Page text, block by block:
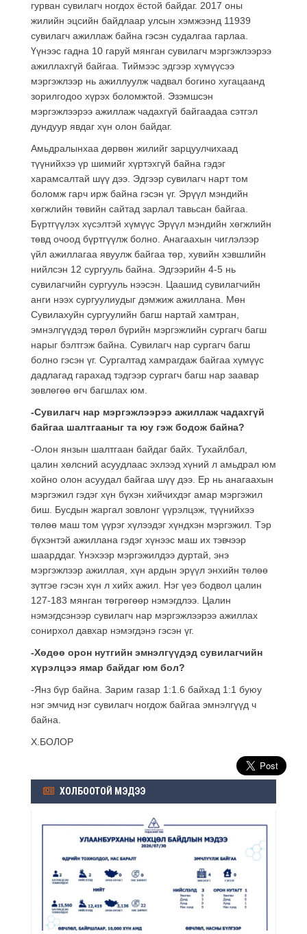
гурван сувилагч ногдох ёстой байдаг. 2017 оны
жилийн эцсийн байдлаар улсын хэмжээнд 11939
сувилагч ажиллаж байна гэсэн судалгаа гарлаа.
Үүнээс гадна 10 гаруй мянган сувилагч мэргэжлээрээ
ажиллахгүй байгаа. Тиймээс эдгээр хүмүүсээ
мэргэжлээр нь ажиллуулж чадвал богино хугацаанд
зорилгодоо хүрэх боломжтой. Эзэмшсэн
мэргэжлээрээ ажиллаж чадахгүй байгаадаа сэтгэл
дундуур явдаг хүн олон байдаг.
Амьдралынхаа дөрвөн жилийг зарцуулчихаад
түүнийхээ үр шимийг хүртэхгүй байна гэдэг
харамсалтай шүү дээ. Эдгээр сувилагч нарт том
боломж гарч ирж байна гэсэн үг. Эрүүл мэндийн
хөгжлийн төвийн сайтад зарлал тавьсан байгаа.
Бүртгүүлэх хүсэлтэй хүмүүс Эрүүл мэндийн хөгжлийн
төвд очоод бүртгүүлж болно. Анагаахын чиглэлээр
үйл ажиллагаа явуулж байгаа төр, хувийн хэвшлийн
нийлсэн 12 сургууль байна. Эдгээрийн 4-5 нь
сувилагчийн сургууль нээсэн. Цаашид сувилагчийн
анги нээх сургуулиудыг дэмжиж ажиллана. Мөн
Сувилахуйн сургуулийн багш нартай хамтран,
эмнэлгүүдэд төрөл бүрийн мэргэжлийн сургагч багш
нарыг бэлтгэж байна. Сувилагч нар сургагч багш
болно гэсэн үг. Сургалтад хамрагдаж байгаа хүмүүс
дадлагад гарахад тэдгээр сургагч багш нар заавар
зөвлөгөө өгч багшлах юм.
-Сувилагч нар мэргэжлээрээ ажиллаж чадахгүй
байгаа шалтгааныг та юу гэж бодож байна?
-Олон янзын шалтгаан байдаг байх. Тухайлбал,
цалин хөлсний асуудлаас эхлээд хүний л амьдрал юм
хойно олон асуудал байгаа шүү дээ. Ер нь анагаахын
мэргэжил гэдэг хүн бүхэн хийчихдэг амар мэргэжил
биш. Бусдын жаргал зовлонг үүрэлцэж, түүнийхээ
төлөө маш том үүрэг хүлээдэг хүндхэн мэргэжил. Тэр
бүхэнтэй ажиллана гэдэг хүнээс маш их тэвчээр
шаарддаг. Үнэхээр мэргэжилдээ дуртай, энэ
мэргэжлээр ажиллая, хүн ардын эрүүл энхийн төлөө
зүтгэе гэсэн хүн л хийх ажил. Нэг үеэ бодвол цалин
127-183 мянган төгрөгөөр нэмэгдлээ. Цалин
нэмэгдсэнээр сувилагч нар мэргэжлээрээ ажиллах
сонирхол давхар нэмэгдэнэ гэсэн үг.
-Хөдөө орон нутгийн эмнэлгүүдэд сувилагчийн
хүрэлцээ ямар байдаг юм бол?
-Янз бүр байна. Зарим газар 1:1.6 байхад 1:1 буюу
нэг эмчид нэг сувилагч ногдож байгаа эмнэлгүүд ч
байна.
Х.БОЛОР
ХОЛБООТОЙ МЭДЭЭ